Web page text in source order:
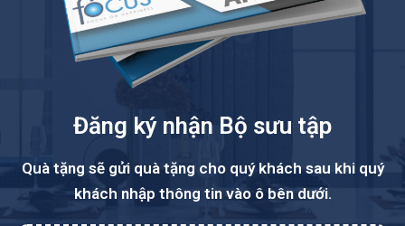
Đăng ký nhận Bộ sưu tập
Quà tặng sẽ gửi quà tặng cho quý khách sau khi quý
khách nhập thông tin vào ô bên dưới.